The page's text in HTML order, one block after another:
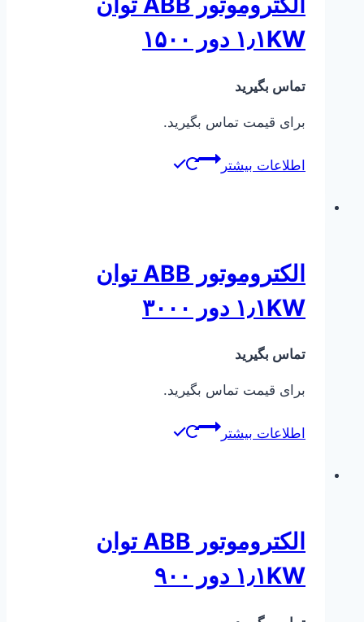
۱٫۱KW دور ۱۵۰۰
تماس بگیرید
برای قیمت تماس بگیرید.
اطلاعات بیشتر
الکتروموتور ABB توان
۱٫۱KW دور ۳۰۰۰
تماس بگیرید
برای قیمت تماس بگیرید.
اطلاعات بیشتر
الکتروموتور ABB توان
۱٫۱KW دور ۹۰۰